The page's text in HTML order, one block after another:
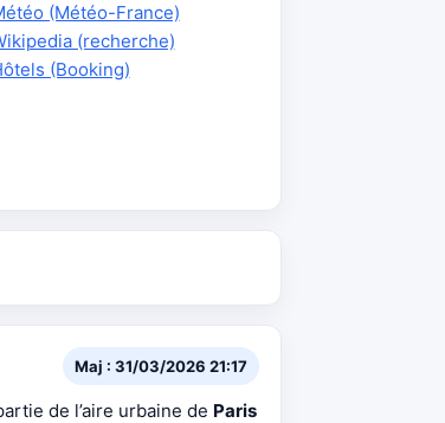
(Météo-France)
(recherche)
(Booking)
Maj : 31/03/2026 21:17
de l’aire urbaine de Paris